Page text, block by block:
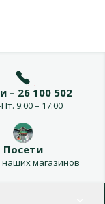
– 26 100 502
9:00 – 17:00
Посети
наших магазинов